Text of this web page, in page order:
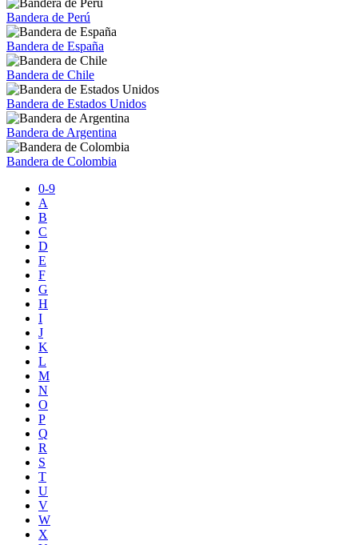
Bandera de Perú
Bandera de España
Bandera de Chile
Bandera de Estados Unidos
Bandera de Argentina
Bandera de Colombia
0-9
A
B
C
D
E
F
G
H
I
J
K
L
M
N
O
P
Q
R
S
T
U
V
W
X